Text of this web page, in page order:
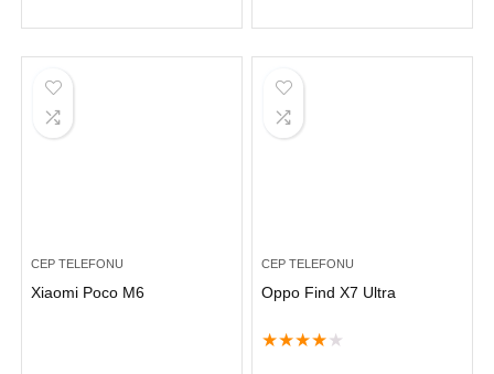
CEP TELEFONU
Xiaomi Poco M6
CEP TELEFONU
Oppo Find X7 Ultra
★★★★ ★